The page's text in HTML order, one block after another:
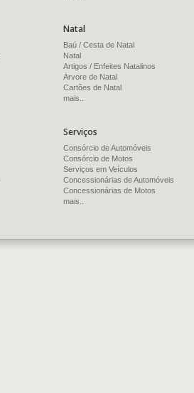
Natal
Baú / Cesta de Natal
Natal
Artigos / Enfeites Natalinos
Árvore de Natal
Cartões de Natal
mais..
Serviços
Consórcio de Automóveis
Consórcio de Motos
Serviços em Veículos
Concessionárias de Automóveis
Concessionárias de Motos
mais..